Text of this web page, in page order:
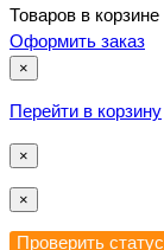
Товаров в корзине
Оформить заказ
×
Перейти в корзину
×
×